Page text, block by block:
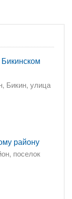
Бикин, улица
району
поселок